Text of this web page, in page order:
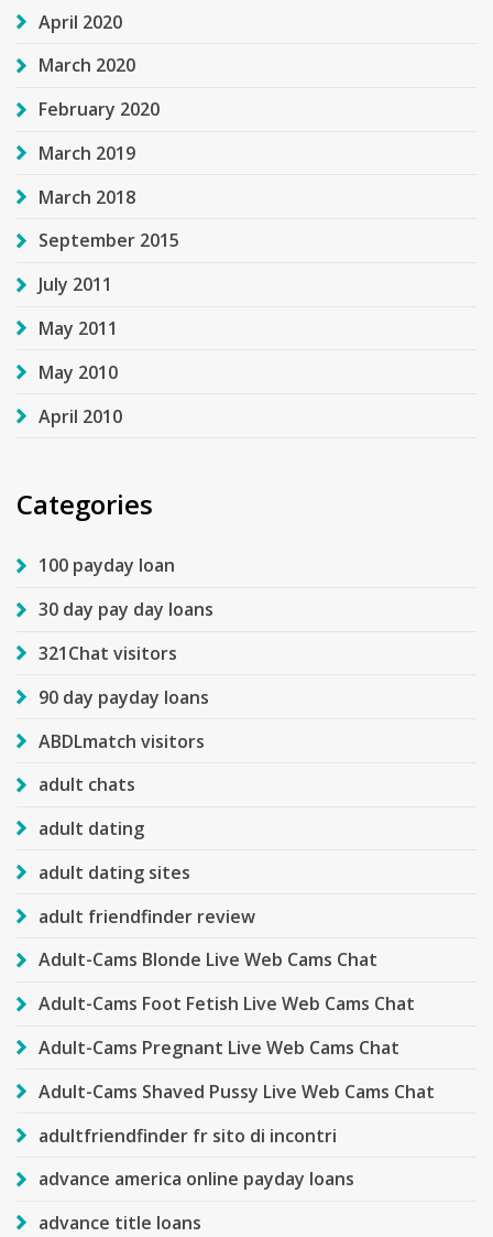
April 2020
March 2020
February 2020
March 2019
March 2018
September 2015
July 2011
May 2011
May 2010
April 2010
Categories
100 payday loan
30 day pay day loans
321Chat visitors
90 day payday loans
ABDLmatch visitors
adult chats
adult dating
adult dating sites
adult friendfinder review
Adult-Cams Blonde Live Web Cams Chat
Adult-Cams Foot Fetish Live Web Cams Chat
Adult-Cams Pregnant Live Web Cams Chat
Adult-Cams Shaved Pussy Live Web Cams Chat
adultfriendfinder fr sito di incontri
advance america online payday loans
advance title loans